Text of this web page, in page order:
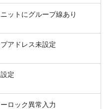
ットにグループ線あり
アドレス未設定
定
ロック異常入力